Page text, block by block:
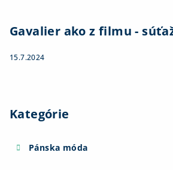
Gavalier ako z filmu -
15.7.2024
Kategórie
Pánska móda